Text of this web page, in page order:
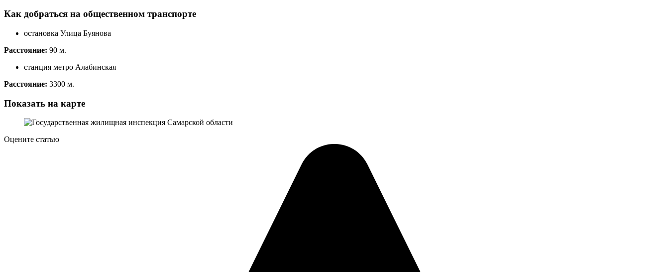
Как добраться на общественном транспорте
остановка Улица Буянова
Расстояние: 90 м.
станция метро Алабинская
Расстояние: 3300 м.
Показать на карте
Оцените статью